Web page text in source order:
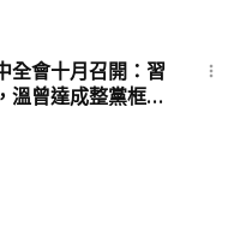
全會十月召開：習
溫曾達成整黨框架
國時局